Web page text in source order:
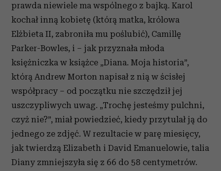
prawda niewiele ma wspólnego z bajką. Karol
kochał inną kobietę (którą matka, królowa
Elżbieta II, zabroniła mu poślubić), Camillę
Parker-Bowles, i – jak przyznała młoda
księżniczka w książce „Diana. Moja historia”,
którą Andrew Morton napisał z nią w ścisłej
współpracy – od początku nie szczędził jej
uszczypliwych uwag. „Trochę jesteśmy pulchni,
czyż nie?”, miał powiedzieć, kiedy przytulał ją do
jednego ze zdjęć. W rezultacie w parę miesięcy,
jak twierdzą Elizabeth i David Emanuelowie, talia
Diany zmniejszyła się z 66 do 58 centymetrów.